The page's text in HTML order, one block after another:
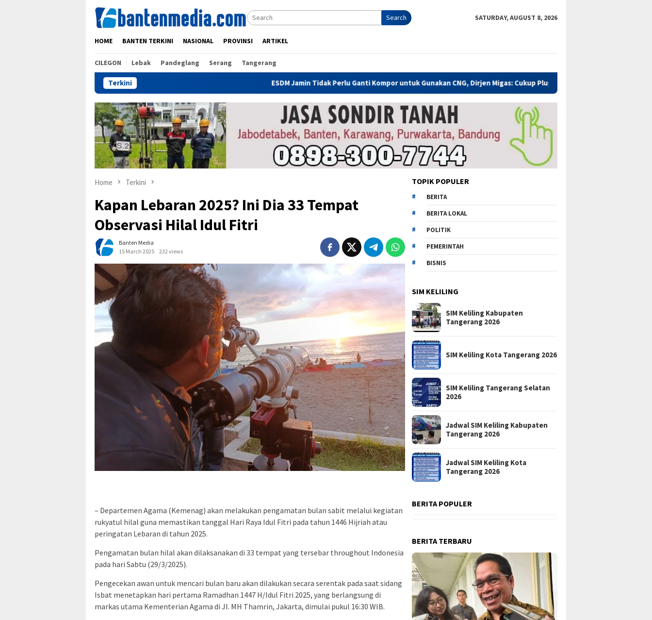
content
Search SATURDAY, AUGUST 8, 2026
HOME BANTEN TERKINI NASIONAL PROVINSI ARTIKEL
CILEGON Lebak Pandeglang Serang Tangerang
Terkini ESDM Jamin Tidak Perlu Ganti Kompor untuk Gunakan CNG, Dirjen Migas: Cukup Plug and Play Kualitas Pendidikan
Home Terkini
Kapan Lebaran 2025? Ini Dia 33 Tempat
Observasi Hilal Idul Fitri
Banten Media
15 March 2025
232 views
– Departemen Agama (Kemenag) akan melakukan pengamatan bulan sabit melalui kegiatan
rukyatul hilal guna memastikan tanggal Hari Raya Idul Fitri pada tahun 1446 Hijriah atau
peringatan Lebaran di tahun 2025.
Pengamatan bulan hilal akan dilaksanakan di 33 tempat yang tersebar throughout Indonesia
pada hari Sabtu (29/3/2025).
Pengecekan awan untuk mencari bulan baru akan dilakukan secara serentak pada saat sidang
Isbat menetapkan hari pertama Ramadhan 1447 H/Idul Fitri 2025, yang berlangsung di
markas utama Kementerian Agama di Jl. MH Thamrin, Jakarta, dimulai pukul 16:30 WIB.
TOPIK POPULER
BERITA
BERITA LOKAL
POLITIK
PEMERINTAH
BISNIS
SIM KELILING
SIM Keliling Kabupaten
Tangerang 2026
SIM Keliling Kota Tangerang 2026
SIM Keliling Tangerang Selatan
2026
Jadwal SIM Keliling Kabupaten
Tangerang 2026
Jadwal SIM Keliling Kota
Tangerang 2026
BERITA POPULER
BERITA TERBARU